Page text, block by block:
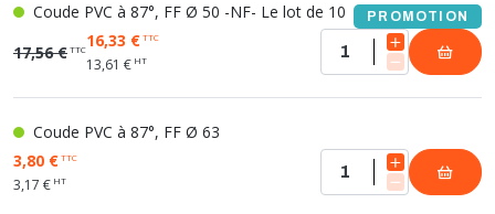
Coude PVC à 87°, FF Ø 50 -NF- Le lot de 10 PROMOTION
17,56 €TTC16,33 €TTC
13,61 € HT
Coude PVC à 87°, FF Ø 63
3,80 €TTC
3,17 € HT